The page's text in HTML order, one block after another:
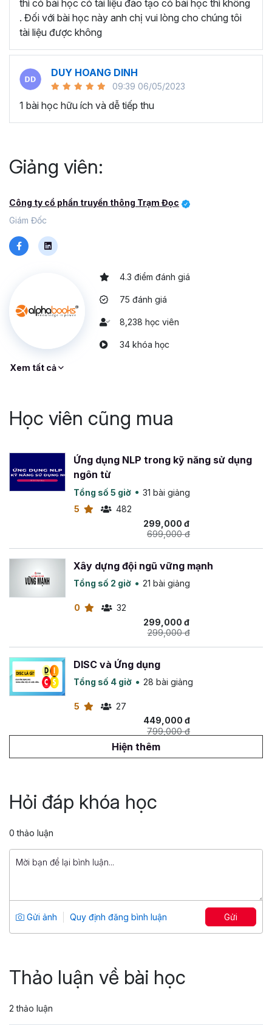
thì có bài học có tài liệu đào tạo có bài học thì không
. Đối với bài học này anh chị vui lòng cho chúng tôi
tài liệu được không
DUY HOANG DINH
09:39 06/05/2023
1 bài học hữu ích và dễ tiếp thu
Giảng viên:
Công ty cổ phần truyền thông Trạm Đọc
Giám Đốc
4.3 điểm đánh giá
75 đánh giá
8,238 học viên
34 khóa học
Xem tất cả
Học viên cũng mua
Ứng dụng NLP trong kỹ năng sử dụng
ngôn từ
Tổng số 5 giờ
31 bài giảng
5
482
299,000 đ
699,000 đ
Xây dựng đội ngũ vững mạnh
Tổng số 2 giờ 21 bài giảng
0
32
299,000 đ
299,000 đ
DISC và Ứng dụng
Tổng số 4 giờ 28 bài giảng
5
27
449,000 đ
799,000 đ
Tổng số 2 giờ
4.83
22
Kỹ năng giao tiếp & cộng tác hiệu quả
Tổng số 1 giờ
8 bài giảng
5
18
299,000 đ
Hiện thêm
Hỏi đáp khóa học
0 thảo luận
Gửi ảnh Quy định đăng bình luận Gửi
Thảo luận về bài học
2 thảo luận